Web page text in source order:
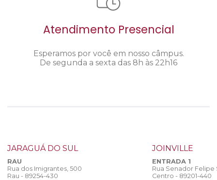
Atendimento Presencial
Esperamos por você em nosso câmpus.
De segunda a sexta das 8h às 22h16
JARAGUÁ DO SUL
RAU
Rua dos Imigrantes, 500
Rau - 89254-430
JOINVILLE
ENTRADA 1
Rua Senador
Centro - 89201-440